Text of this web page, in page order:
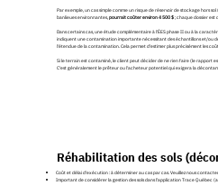
Par exemple, un cas simple comme un risque de réservoir de stockage hors sol
banlieues environnantes,pourrait coûter environ 4 500 $; chaque dossier est
Dans certains cas, une étude complémentaire à l'ÉES phase II ou à la
indiquent une contamination importante nécessitant des échantillons et/ou
l'étendue de la contamination. Cela permet d'estimer plus précisément les
Si le terrain est contaminé, le client peut décider de ne rien faire (le rapport
C'est généralement le prêteur ou l'acheteur potentiel qui exigera la
Réhabilitation des sols
Coût et délai d'exécution : à déterminer au cas par cas. Veuillez nous
Important de considérer la gestion des sols dans l'application Trace Québec